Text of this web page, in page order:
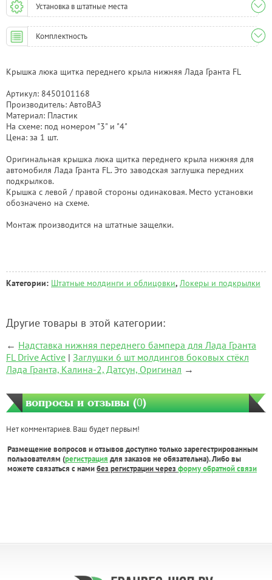
Установка в штатные места
Комплектность
Крышка люка щитка переднего крыла нижняя Лада Гранта FL
Артикул: 8450101168
Производитель: АвтоВАЗ
Материал: Пластик
На схеме: под номером "3" и "4"
Цена: за 1 шт.
Оригинальная крышка люка щитка переднего крыла нижняя для
автомобиля Лада Гранта FL. Это заводская заглушка передних
подкрылков.
Крышка с левой / правой стороны одинаковая. Место установки
обозначено на схеме.
Монтаж производится на штатные защелки.
Категории: Штатные молдинги и облицовки, Локеры и подкрылки
Другие товары в этой категории:
← Надставка нижняя переднего бампера для Лада Гранта
FL Drive Active | Заглушки 6 шт молдингов боковых стёкл
Лада Гранта, Калина-2, Датсун, Оригинал →
вопросы и отзывы (0)
Нет комментариев. Ваш будет первым!
Размещение вопросов и отзывов доступно только зарегестрированным
пользователям (регистрация для заказов не обязательна). Либо вы
можете связаться с намибез регистрации через форму обратной связи